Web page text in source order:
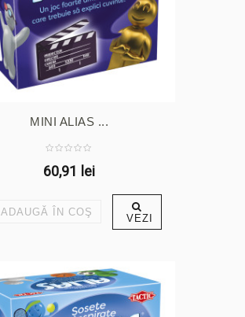
MINI ALIAS ...
60,91 lei
ADAUGĂ ÎN COŞ VEZI